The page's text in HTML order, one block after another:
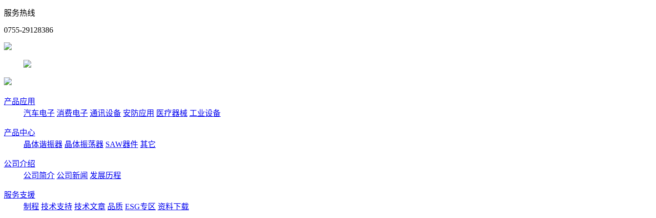
服务热线
0755-29128386
产品应用
汽车电子 消费电子 通讯设备 安防应用 医疗器械 工业设备
产品中心
晶体谐振器 晶体振荡器 SAW器件 其它
公司介绍
公司简介 公司新闻 发展历程
服务支援
制程 技术支持 技术文章 品质 ESG专区 资料下载